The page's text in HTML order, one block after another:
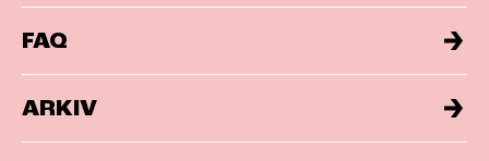
FAQ
ARKIV